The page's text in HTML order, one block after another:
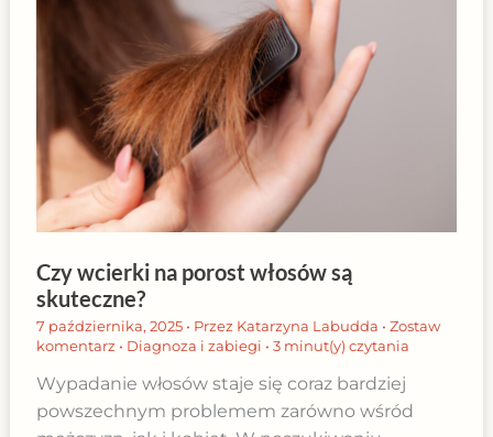
Czy wcierki na porost włosów są
skuteczne?
7 października, 2025 • Przez Katarzyna Labudda • Zostaw
komentarz • Diagnoza i zabiegi • 3 minut(y) czytania
Wypadanie włosów staje się coraz bardziej
powszechnym problemem zarówno wśród